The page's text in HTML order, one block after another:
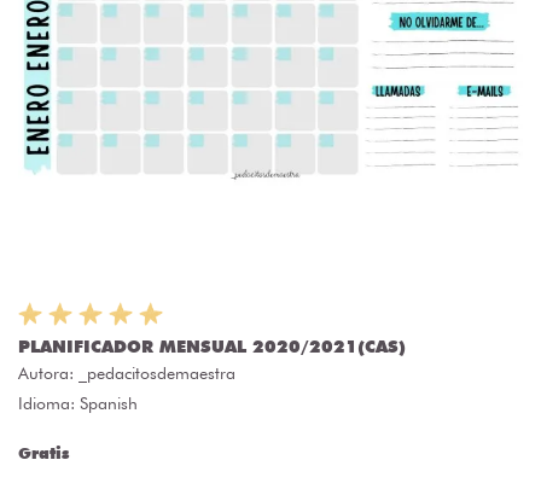
PLANIFICADOR MENSUAL 2020/2021(CAS)
Autora:
_pedacitosdemaestra
Idioma: Spanish
Gratis